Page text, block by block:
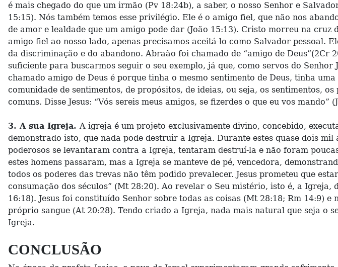
é mais chegado do que um irmão (Pv 18:24b), a saber, o nosso Senhor e
15:15). Nós também temos esse privilégio. Ele é o amigo fiel, que não nos
de amor e lealdade que um amigo pode dar (João 15:13). Cristo morreu na
amigo fiel ao nosso lado, apenas precisamos aceitá-lo como Salvador pessoal.
da discriminação e do abandono. Abraão foi chamado de “amigo de Deus”(2Cr
suficiente para buscarmos seguir o seu exemplo, já que, como servos do
chamado amigo de Deus é porque tinha o mesmo sentimento de Deus, tinha
comunidade de sentimentos, de propósitos, de ideias, ou seja, os sentimentos,
comuns. Disse Jesus: “Vós sereis meus amigos, se fizerdes o que eu vos mando”
3. A sua Igreja. A igreja é um projeto exclusivamente divino, concebido,
demonstrado isto, que nada pode destruir a Igreja. Durante estes quase dois
poderosos se levantaram contra a Igreja, tentaram destruí-la e não foram
estes homens passaram, mas a Igreja se manteve de pé, vencedora,
todos os poderes das trevas não têm podido prevalecer. Jesus prometeu que
consumação dos séculos” (Mt 28:20). Ao revelar o Seu mistério, isto é, a
16:18). Jesus foi constituído Senhor sobre todas as coisas (Mt 28:18; Rm 14:9)
próprio sangue (At 20:28). Tendo criado a Igreja, nada mais natural que seja o
Igreja.
CONCLUSÃO